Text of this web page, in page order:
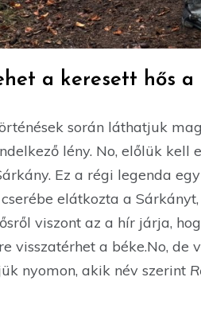
a keresett hős
során láthatjuk
lény. No, előlük
Ez a régi legenda
elátkozta a
viszont az a hír járja,
visszatérhet a béke.No, de
nyomon, akik név szerint